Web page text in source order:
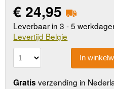
€ 24,95
Leverbaar in 3 - 5
Levertijd Belgie
In
Gratis verzending in